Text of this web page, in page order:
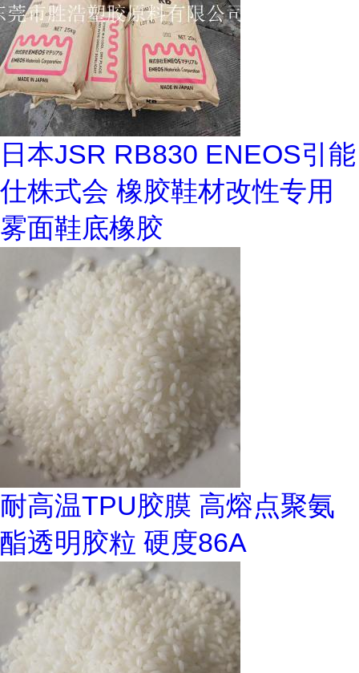
日本JSR RB830 ENEOS引能
仕株式会 橡胶鞋材改性专用
雾面鞋底橡胶
耐高温TPU胶膜 高熔点聚氨
酯透明胶粒 硬度86A